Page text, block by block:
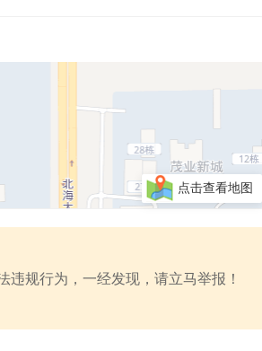
点击查看地图
规行为，一经发现，请立马举报！